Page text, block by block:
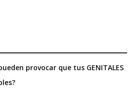
pueden provocar que tus GENITALES